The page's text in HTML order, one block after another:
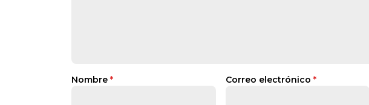
Nombre * Correo electrónico *